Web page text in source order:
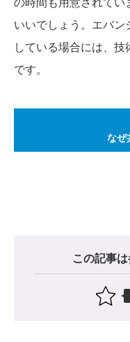
いいでしょう。エバ
している場合には、
です。
なぜ
この記事